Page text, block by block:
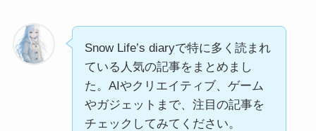
Snow Life’s diaryで特に多く読まれ
ている人気の記事をまとめまし
た。AIやクリエイティブ、ゲーム
やガジェットまで、注目の記事を
チェックしてみてください。